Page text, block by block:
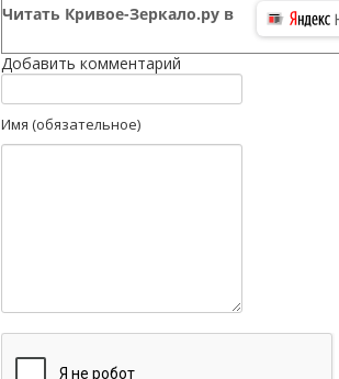
Читать Кривое-Зеркало.ру в
Добавить комментарий
Имя (обязательное)